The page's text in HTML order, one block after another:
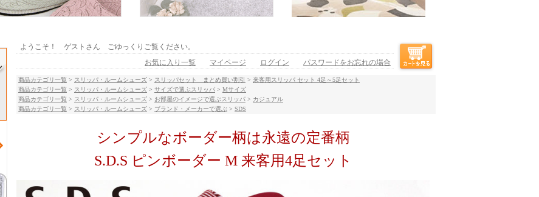
ようこそ！ ゲストさん ごゆっくりご覧ください。
お気に入り一覧
マイページ ログイン パスワードをお忘れの場合
商品カテゴリ一覧 > スリッパ・ルームシューズ > スリッパセット まとめ買い割引 > 来客用スリッパ セット 4足～5足セット
商品カテゴリ一覧 > スリッパ・ルームシューズ > サイズで選ぶスリッパ > Mサイズ
商品カテゴリ一覧 > スリッパ・ルームシューズ > お部屋のイメージで選ぶスリッパ > カジュアル
商品カテゴリ一覧 > スリッパ・ルームシューズ > ブランド・メーカーで選ぶ > SDS
シンプルなボーダー柄は永遠の定番柄
S.D.S ピンボーダー M 来客用4足セット